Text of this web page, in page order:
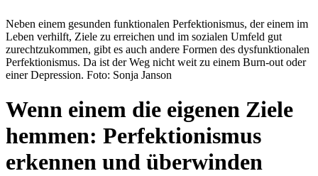
Neben einem gesunden funktionalen Perfektionismus, der einem im
Leben verhilft, Ziele zu erreichen und im sozialen Umfeld gut
zurechtzukommen, gibt es auch andere Formen des dysfunktionalen
Perfektionismus. Da ist der Weg nicht weit zu einem Burn-out oder
einer Depression. Foto: Sonja Janson
Wenn einem die eigenen Ziele
hemmen: Perfektionismus
erkennen und überwinden